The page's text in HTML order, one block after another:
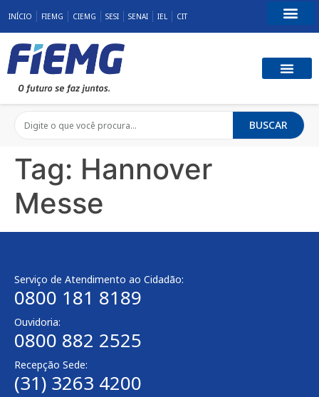
INÍCIO FIEMG CIEMG SESI SENAI IEL CIT
BUSCAR
Tag: Hannover
Messe
Serviço de Atendimento ao Cidadão:
0800 181 8189
Ouvidoria:
0800 882 2525
Recepção Sede:
(31) 3263 4200